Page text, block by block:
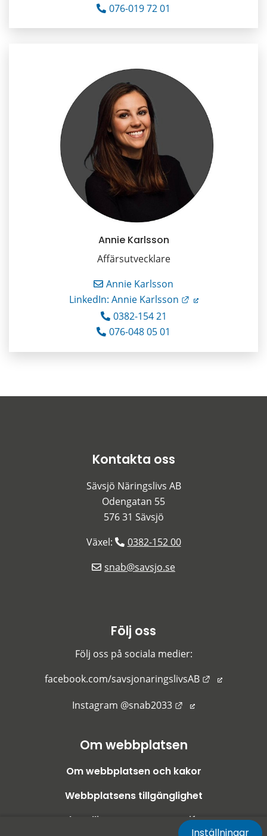
076-019 72 01
Annie Karlsson
Affärsutvecklare
Annie Karlsson
LinkedIn: Annie Karlsson
Länk till annan
0382-154 21
076-048 05 01
Kontakta oss
Sävsjö Näringslivs AB
Odengatan 55
576 31 Sävsjö
Växel:
0382-152 00
snab@savsjo.se
Följ oss
Följ oss på sociala medier:
facebook.com/savsjonaringslivsAB
Länk till
Instagram @snab2033 Länk till annan
Om webbplatsen
Om webbplatsen och kakor
Webbplatsens tillgänglighet
Behandling av personuppgifter
Inställningar